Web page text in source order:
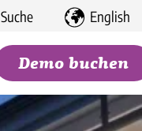
Demo buchen
Suche English